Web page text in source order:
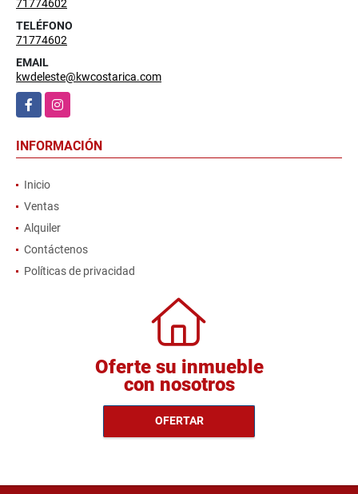
71774602
TELÉFONO
71774602
EMAIL
kwdeleste@kwcostarica.com
FacebookInstagram
INFORMACIÓN
Inicio
Ventas
Alquiler
Contáctenos
Políticas de privacidad
Oferte su inmueble
con nosotros
OFERTAR